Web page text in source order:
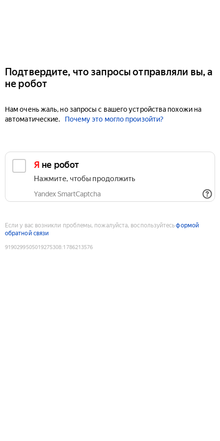
Подтвердите, что запросы отправляли вы, а
не робот
Нам очень жаль, но запросы с вашего устройства похожи на
автоматические.
Почему это могло произойти?
Я не робот
Нажмите, чтобы продолжить
Yandex SmartCaptcha
Если у вас возникли проблемы, пожалуйста, воспользуйтесьформой
обратной связи
9190299505019275308:1786213576